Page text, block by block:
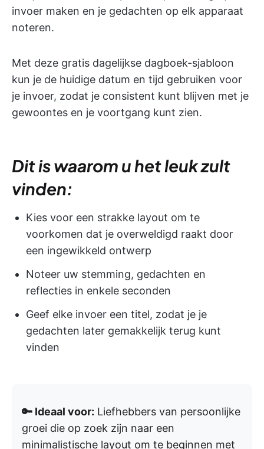
invoer maken en je gedachten op elk apparaat
noteren.
Met deze gratis dagelijkse dagboek-sjabloon
kun je de huidige datum en tijd gebruiken voor
je invoer, zodat je consistent kunt blijven met je
gewoontes en je voortgang kunt zien.
Dit is waarom u het leuk zult
vinden:
Kies voor een strakke layout om te
voorkomen dat je overweldigd raakt door
een ingewikkeld ontwerp
Noteer uw stemming, gedachten en
reflecties in enkele seconden
Geef elke invoer een titel, zodat je je
gedachten later gemakkelijk terug kunt
vinden
🔑 Ideaal voor: Liefhebbers van persoonlijke
groei die op zoek zijn naar een
minimalistische layout om te beginnen met